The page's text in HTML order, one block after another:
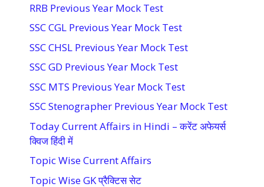
RRB Previous Year Mock Test
SSC CGL Previous Year Mock Test
SSC CHSL Previous Year Mock Test
SSC GD Previous Year Mock Test
SSC MTS Previous Year Mock Test
SSC Stenographer Previous Year Mock Test
Today Current Affairs in Hindi – करेंट अफेयर्स
क्विज हिंदी में
Topic Wise Current Affairs
Topic Wise GK प्रैक्टिस सेट